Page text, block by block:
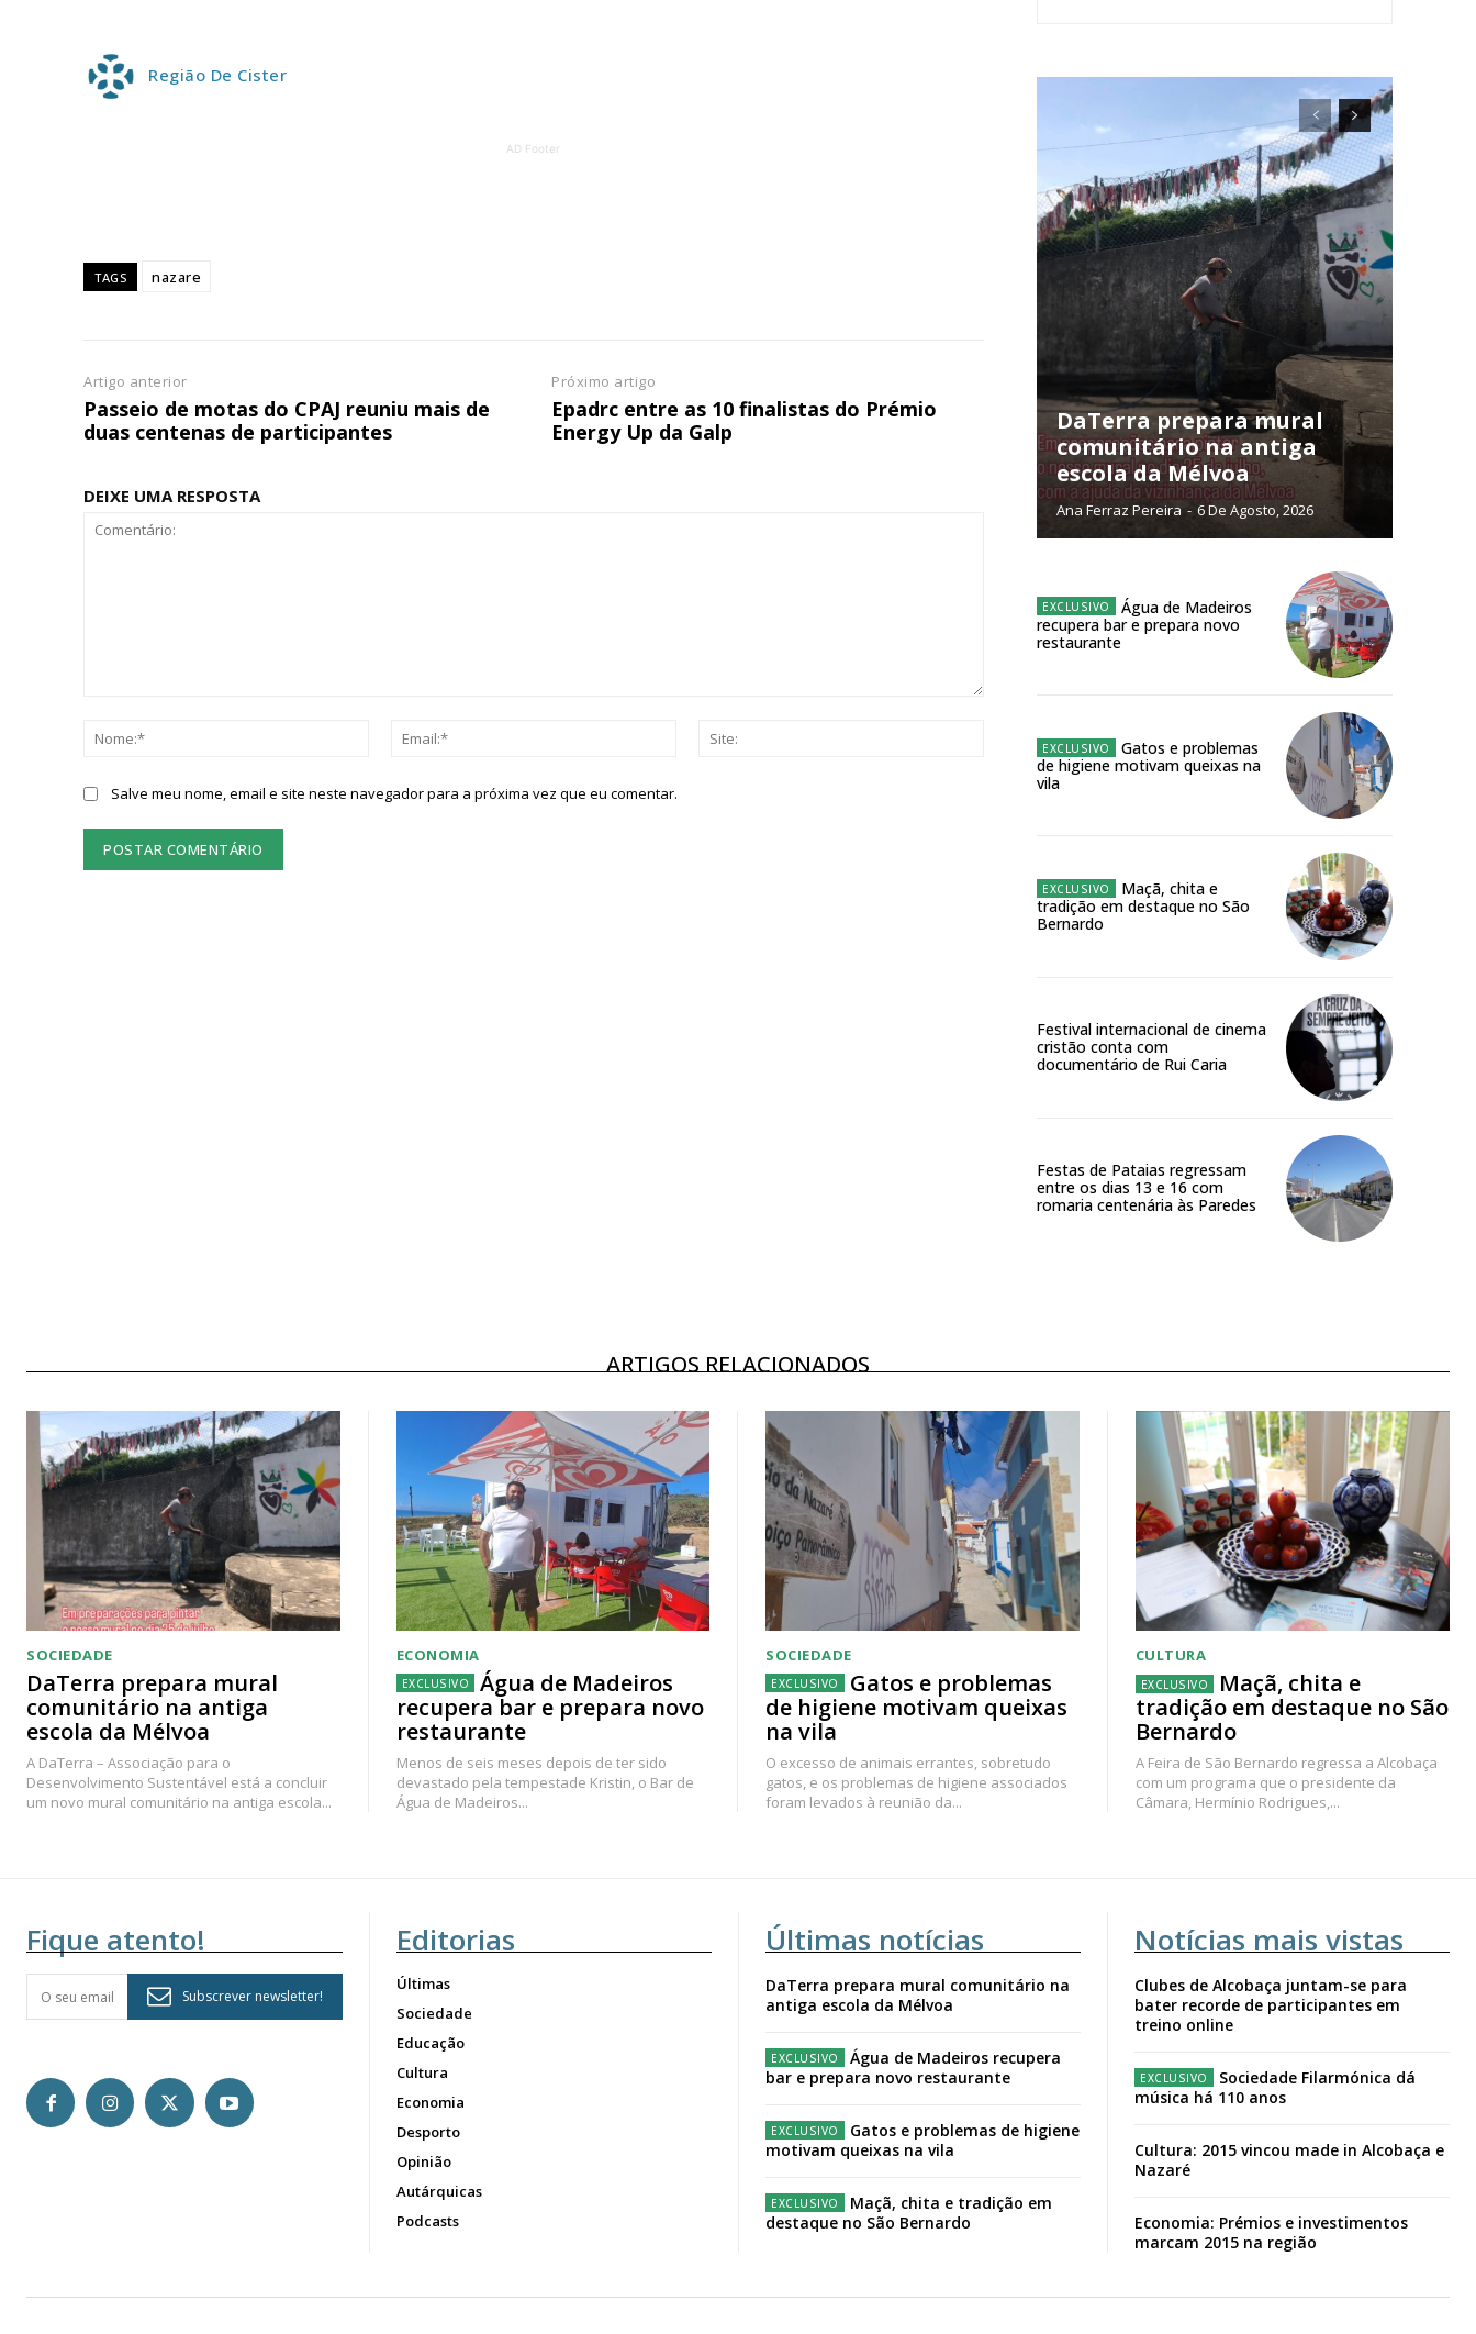
Planos de Assinatura
Faça-se assinante do Região de Cister e ajude-nos a manter este serviço público!
ASSINATURA
IMPRESSA
ASSINATURA
DIGITAL ANUAL
Acesso aos conteúdos Exclusivos para
Região De Cister
AD Footer
TAGS nazare
Artigo anterior
Passeio de motas do CPAJ reuniu mais de
duas centenas de participantes
Próximo artigo
Epadrc entre as 10 finalistas do Prémio
Energy Up da Galp
DEIXE UMA RESPOSTA
Nome:*
Email:*
Salve meu nome, email e site neste navegador para a próxima vez que eu comentar.
DaTerra prepara mural
comunitário na antiga
escola da Mélvoa
Ana Ferraz Pereira - 6 De Agosto, 2026
Água de Madeiros
recupera bar e prepara novo
restaurante
Gatos e problemas
de higiene motivam queixas na
vila
Maçã, chita e
tradição em destaque no São
Bernardo
Festival internacional de cinema
cristão conta com
documentário de Rui Caria
Festas de Pataias regressam
entre os dias 13 e 16 com
romaria centenária às Paredes
ARTIGOS RELACIONADOS
SOCIEDADE
DaTerra prepara mural
comunitário na antiga
escola da Mélvoa
A DaTerra – Associação para o
Desenvolvimento Sustentável está a concluir
um novo mural comunitário na antiga escola...
ECONOMIA
Água de Madeiros
recupera bar e prepara novo
restaurante
Menos de seis meses depois de ter sido
devastado pela tempestade Kristin, o Bar de
Água de Madeiros...
SOCIEDADE
Gatos e problemas
de higiene motivam queixas
na vila
O excesso de animais errantes, sobretudo
gatos, e os problemas de higiene associados
foram levados à reunião da...
CULTURA
Maçã, chita e
tradição em destaque no São
Bernardo
A Feira de São Bernardo regressa a Alcobaça
com um programa que o presidente da
Câmara, Hermínio Rodrigues,...
Fique atento!
Subscrever newsletter!
Editorias
Últimas
Sociedade
Educação
Cultura
Economia
Desporto
Opinião
Autárquicas
Podcasts
Últimas notícias
DaTerra prepara mural comunitário na
antiga escola da Mélvoa
Água de Madeiros recupera
bar e prepara novo restaurante
Gatos e problemas de higiene
motivam queixas na vila
Maçã, chita e tradição em
destaque no São Bernardo
Notícias mais vistas
Clubes de Alcobaça juntam-se para
bater recorde de participantes em
treino online
Sociedade Filarmónica dá
música há 110 anos
Cultura: 2015 vincou made in Alcobaça e
Nazaré
Economia: Prémios e investimentos
marcam 2015 na região